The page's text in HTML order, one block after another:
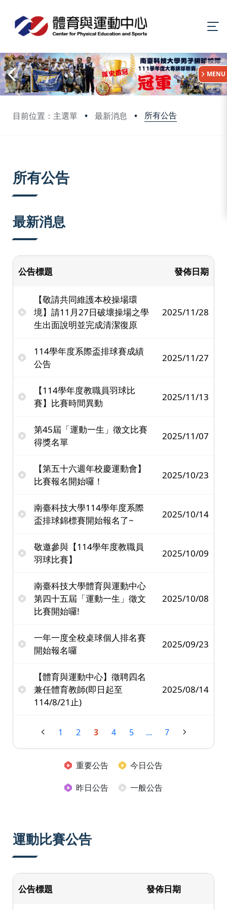
目前位置：主選單 最新消息 所有公告
:::
MENU
所有公告
最新消息
公告標題 發佈日期
【敬請共同維護本校操場環
境】請11月27日破壞操場之學
生出面說明並完成清潔復原
2025/11/28
114學年度系際盃排球賽成績
公告
2025/11/27
【114學年度教職員羽球比
賽】比賽時間異動
2025/11/13
第45屆「運動一生」徵文比賽
得獎名單
2025/11/07
【第五十六週年校慶運動會】
比賽報名開始囉！
2025/10/23
南臺科技大學114學年度系際
盃排球錦標賽開始報名了~
2025/10/14
敬邀參與【114學年度教職員
羽球比賽】
2025/10/09
南臺科技大學體育與運動中心
第四十五屆「運動一生」徵文
比賽開始囉!
2025/10/08
一年一度全校桌球個人排名賽
開始報名囉
2025/09/23
【體育與運動中心】徵聘四名
兼任體育教師(即日起至
114/8/21止)
2025/08/14
1 2 3 4 5 ... 7
重要公告
今日公告
昨日公告
一般公告
運動比賽公告
公告標題 發佈日期